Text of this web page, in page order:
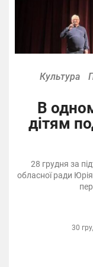
Культура
В
дітям
28 грудня за
обласної ради
30